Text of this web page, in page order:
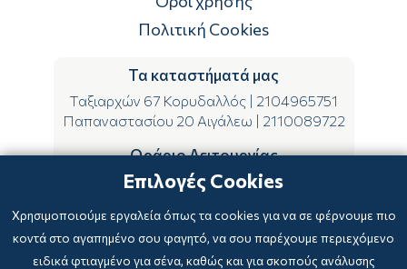
Πολιτική Cookies
Τα καταστήματά μας
Ταξιαρχών 67 Κορυδαλλός
2104965751
Παπαναστασίου 20 Αιγάλεω
2110089722
Ωράριο Λειτουργίας
ΔΕ-ΤΕ-ΣΑ 09:00-15:00
Επιλογές Cookies
Χρησιμοποιούμε εργαλεία όπως τα cookies για να σε φέρνουμε πιο
κοντά στο αγαπημένο σου φαγητό, να σου παρέχουμε περιεχόμενο
ειδικά φτιαγμένο για σένα, καθώς και για σκοπούς ανάλυσης